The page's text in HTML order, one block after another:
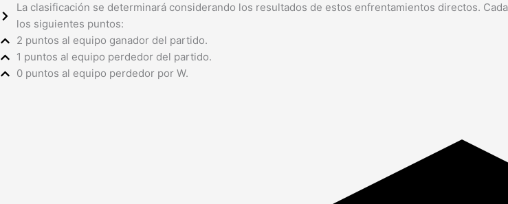
La clasificación se determinará considerando los resultados de estos enfrentamientos directos.
los siguientes puntos:
2 puntos al equipo ganador del partido.
1 puntos al equipo perdedor del partido.
0 puntos al equipo perdedor por W.